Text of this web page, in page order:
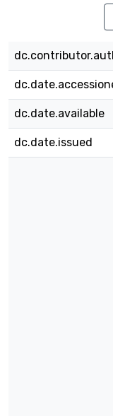
dc.date.available
dc.date.issued